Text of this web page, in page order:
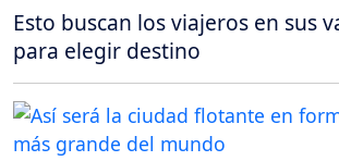
Esto buscan los viajeros en sus
para elegir destino